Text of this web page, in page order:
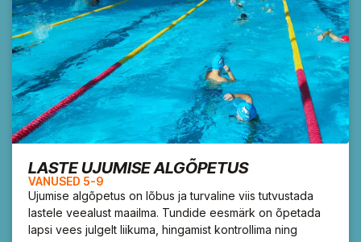
LASTE UJUMISE ALGÕPETUS
VANUSED 5-9
Ujumise algõpetus on lõbus ja turvaline viis tutvustada
lastele veealust maailma. Tundide eesmärk on õpetada
lapsi vees julgelt liikuma, hingamist kontrollima ning